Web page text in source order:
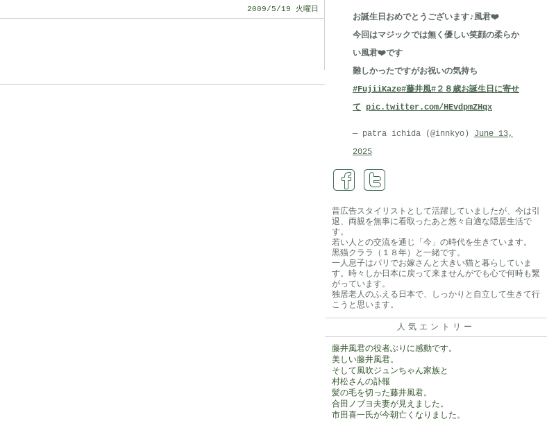
2009/5/19 火曜日
お誕生日おめでとうございます♪風君❤️
今回はマジックでは無く優しい笑顔の柔らか
い風君❤️です
難しかったですがお祝いの気持ち
#FujiiKaze#藤井風#２８歳お誕生日に寄せ
て pic.twitter.com/HEvdpmZHqx
— patra ichida (@innkyo) June 13,
2025
昔広告スタイリストとして活躍していましたが、今は引
退、両親を無事に看取ったあと悠々自適な隠居生活で
す。
若い人との交流を通じ「今」の時代を生きています。
黒猫クララ（１８年）と一緒です。
一人息子はパリでお嫁さんと大きい猫と暮らしていま
す。時々しか日本に戻って来ませんがでも心で何時も繋
がっています。
独居老人のふえる日本で、しっかりと自立して生きて行
こうと思います。
人気エントリー
藤井風君の役者ぶりに感動です。
美しい藤井風君。
そして風吹ジュンちゃん家族と
村松さんの訃報
髪の毛を切った藤井風君。
合田ノブヨ夫妻が見えました。
市田喜一氏が今朝亡くなりました。